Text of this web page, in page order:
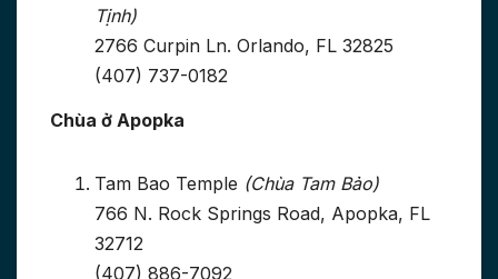
Tịnh)
2766 Curpin Ln. Orlando, FL 32825
(407) 737-0182
Chùa ở Apopka
Tam Bao Temple (Chùa Tam Bảo)
766 N. Rock Springs Road, Apopka, FL
32712
(407) 886-7092